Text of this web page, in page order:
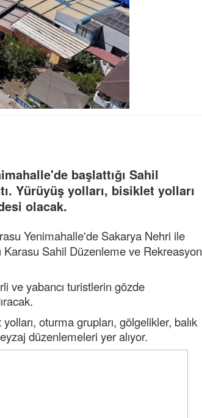
başlattığı Sahil
Yürüyüş yolları, bisiklet yolları
olacak.
Yenimahalle'de Sakarya Nehri ile
Karasu Sahil Düzenleme ve Rekreasyon
ve yabancı turistlerin gözde
oturma grupları, gölgelikler, balık
düzenlemeleri yer alıyor.